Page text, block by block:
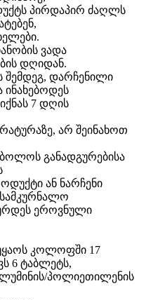
პირდაპირ ძაღლს
ვადა
დღიდან.
შემდეგ, დარჩენილი
ინახებოდეს
7 დღის
არ შეინახოთ
განადგურებისა
ან ნარჩენი
ეროვნული
კოლოფში 17
6 ტაბლეტს,
პოლიეთილენის